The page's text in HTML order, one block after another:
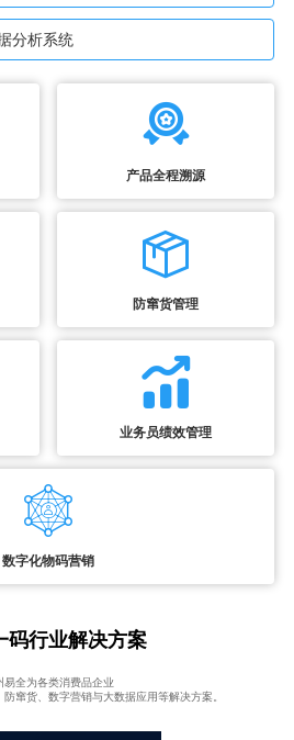
分析系统
产品全程溯源
防窜货管理
业务员绩效管理
数字化物码营销
码行业解决方案
易全为各类消费品企业
窜货、数字营销与大数据应用等解决方案。